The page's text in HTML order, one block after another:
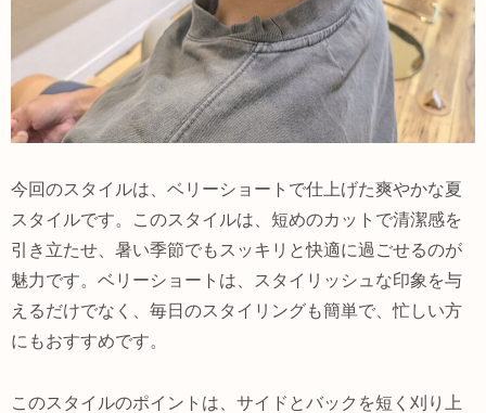
今回のスタイルは、ベリーショートで仕上げた爽やかな夏
スタイルです。このスタイルは、短めのカットで清潔感を
引き立たせ、暑い季節でもスッキリと快適に過ごせるのが
魅力です。ベリーショートは、スタイリッシュな印象を与
えるだけでなく、毎日のスタイリングも簡単で、忙しい方
にもおすすめです。
このスタイルのポイントは、サイドとバックを短く刈り上